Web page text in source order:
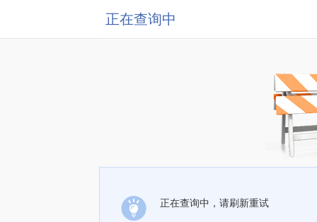
正在查询中
正在查询中，请刷新重试